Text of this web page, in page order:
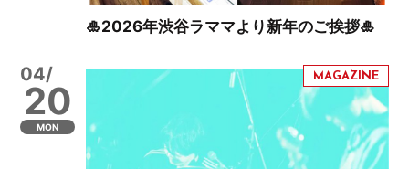
🎍2026年渋谷ラママより新年のご挨拶🎍
04/
20
MON